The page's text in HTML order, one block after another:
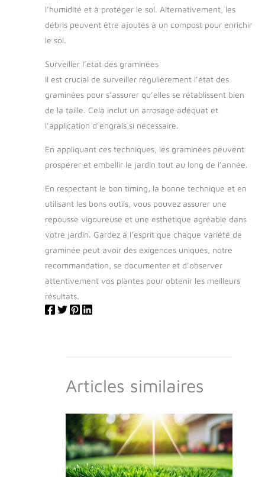
l’humidité et à protéger le sol. Alternativement, les
débris peuvent être ajoutés à un compost pour enrichir
le sol.
Surveiller l’état des graminées
Il est crucial de surveiller régulièrement l’état des
graminées pour s’assurer qu’elles se rétablissent bien
de la taille. Cela inclut un arrosage adéquat et
l’application d’engrais si nécessaire.
En appliquant ces techniques, les graminées peuvent
prospérer et embellir le jardin tout au long de l’année.
En respectant le bon timing, la bonne technique et en
utilisant les bons outils, vous pouvez assurer une
repousse vigoureuse et une esthétique agréable dans
votre jardin. Gardez à l’esprit que chaque variété de
graminée peut avoir des exigences uniques, notre
recommandation, se documenter et d’observer
attentivement vos plantes pour obtenir les meilleurs
résultats.
Articles similaires